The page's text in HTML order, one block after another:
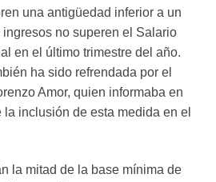
una antigüedad inferior a un
no superen el Salario
en el último trimestre del año.
ha sido refrendada por el
Amor, quien informaba en
inclusión de esta medida en el
la mitad de la base mínima de